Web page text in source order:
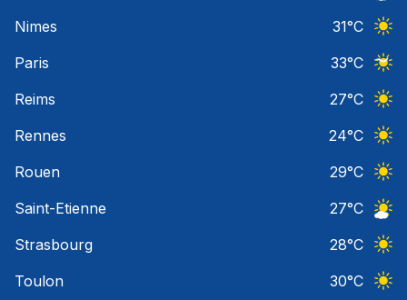
Nimes
31°C
Paris
33°C
Reims
27°C
Rennes
24°C
Rouen
29°C
Saint-Etienne
27°C
Strasbourg
28°C
Toulon
30°C